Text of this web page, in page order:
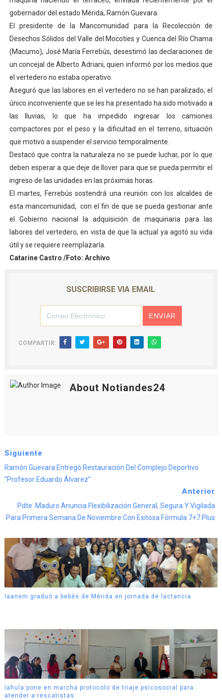
Entregan planta eléctrica para fortalecer la atención
Expertos inspeccionan espacios del OAN para la
Dictan MasterClass en el marco del Encuentro LAGO
Campo Elías avanza con plan de asfaltado
Encuentro estadal fortalece la coordinación de
Gobernador Arnaldo Sánchez apadrina a más de 993
Plan Quirúrgico Regional llega a Pueblo Llano con la
gobernador del estado Mérida, Ramón Guevara.
El presidente de la Mancomunidad para la Recolección de
Desechos Sólidos del Valle del Mocotíes y Cuenca del Río Chama
(Macumo), José María Ferrebús, desestimó las declaraciones de
un concejal de Alberto Adriani, quien informó por los medios que
el vertedero no estaba operativo.
Aseguró que las labores en el vertedero no se han paralizado; el
único inconveniente que se les ha presentado ha sido motivado a
las lluvias, lo que ha impedido ingresar los camiones
compactores por el peso y la dificultad en el terreno, situación
que motivó a suspender el servicio temporalmente.
Destacó que contra la naturaleza no se puede luchar, por lo que
deben esperar a que deje de llover para que se pueda permitir el
ingreso de las unidades en las próximas horas.
El martes, Ferrebús sostendrá una reunión con los alcaldes de
esta mancomunidad, con el fin de que se pueda gestionar ante
el Gobierno nacional la adquisición de maquinaria para las
labores del vertedero, en vista de que la actual ya agotó su vida
útil y se requiere reemplazarla.
Catarine Castro /Foto: Archivo
SUSCRIBIRSE VIA EMAIL
COMPARTIR:
About Notiandes24
Siguiente
Ramón Guevara Entregó Restauración Del Complejo Deportivo
“Profesor Eduardo Álvarez”
Anterior
Pdte. Maduro Anuncia Flexibilización General, Segura Y Vigilada
Para Primera Semana De Noviembre Con Exitosa Fórmula 7+7 Plus
Iaanem graduó a bebés de Mérida en jornada de lactancia
Iahula pone en marcha protocolo de triaje psicosocial para
atender a rescatistas